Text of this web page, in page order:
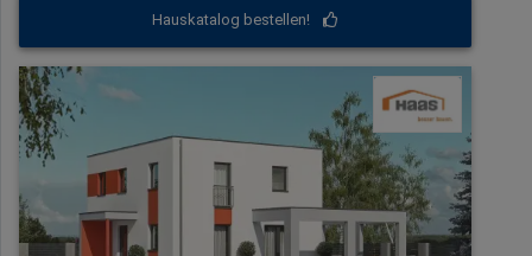
Hauskatalog bestellen!